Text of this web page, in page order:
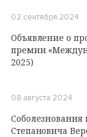
02 сентября 2024
Объявление о
премии
2025)
08 августа 2024
Соболезнования
Степановича